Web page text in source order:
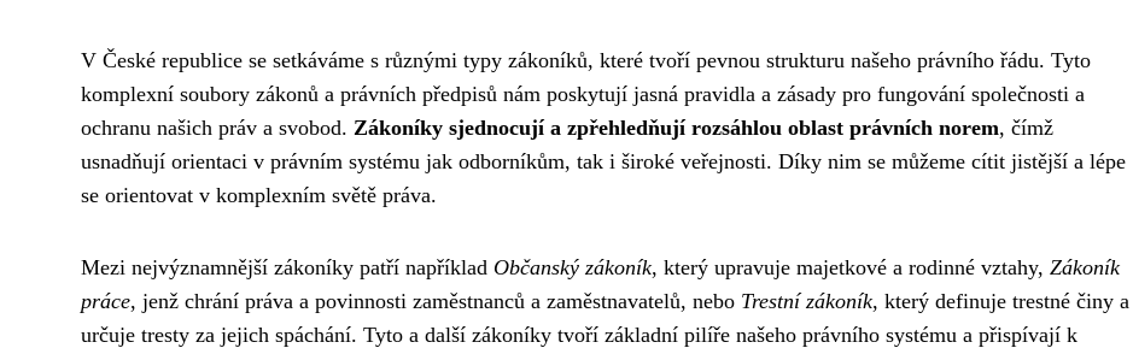
V České republice se setkáváme s různými typy zákoníků, které tvoří pevnou strukturu našeho právního řádu. Tyto
komplexní soubory zákonů a právních předpisů nám poskytují jasná pravidla a zásady pro fungování společnosti a
ochranu našich práv a svobod. Zákoníky sjednocují a zpřehledňují rozsáhlou oblast právních norem, čímž
usnadňují orientaci v právním systému jak odborníkům, tak i široké veřejnosti. Díky nim se můžeme cítit jistější a lépe
se orientovat v komplexním světě práva.
Mezi nejvýznamnější zákoníky patří například Občanský zákoník, který upravuje majetkové a rodinné vztahy, Zákoník
práce, jenž chrání práva a povinnosti zaměstnanců a zaměstnavatelů, nebo Trestní zákoník, který definuje trestné činy a
určuje tresty za jejich spáchání. Tyto a další zákoníky tvoří základní pilíře našeho právního systému a přispívají k